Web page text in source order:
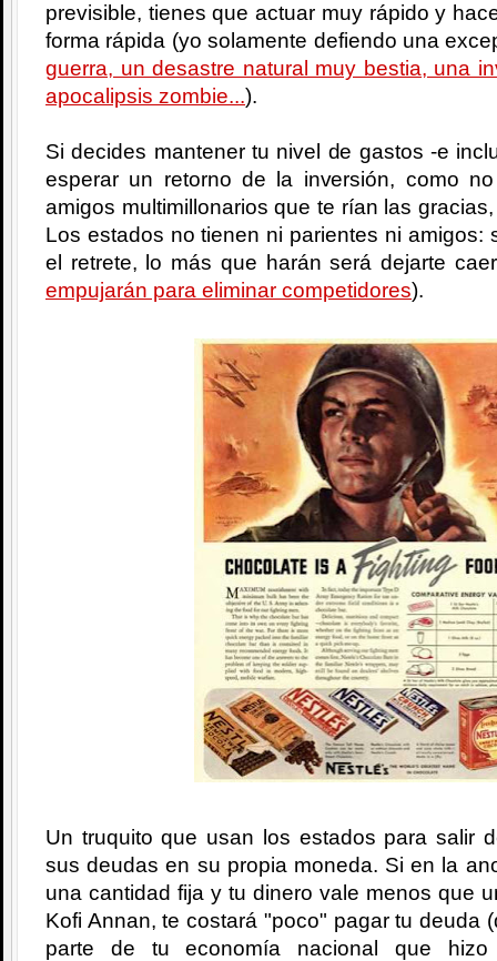
previsible, tienes que actuar muy rápido y
forma rápida (yo solamente defiendo una
guerra, un desastre natural muy bestia, una
apocalipsis zombie...).
Si decides mantener tu nivel de gastos -e
esperar un retorno de la inversión, como
amigos multimillonarios que te rían las
Los estados no tienen ni parientes ni amigos:
el retrete, lo más que harán será dejarte
empujarán para eliminar competidores).
Un truquito que usan los estados para salir
sus deudas en su propia moneda. Si en la
una cantidad fija y tu dinero vale menos que
Kofi Annan, te costará "poco" pagar tu deuda
parte de tu economía nacional que